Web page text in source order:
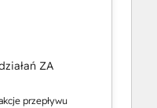
ZA
przepływu